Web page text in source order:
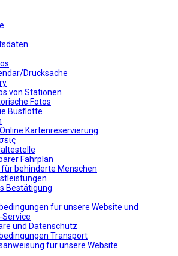
Drucksache
von Stationen
Fotos
Busflotte
Kartenreservierung
Fahrplan
behinderte Menschen
Bestätigung
fur unsere Website und
und Datenschutz
Transport
fur unsere Website